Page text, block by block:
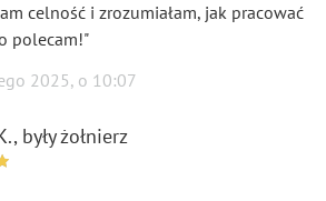
celność i zrozumiałam, jak pracować
polecam!"
2025, o 10:07
były żołnierz